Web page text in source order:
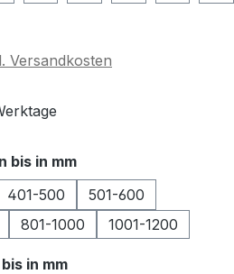
Versandkosten
bis in mmauswählen
401-500
501-600
801-1000 1001-1200
in mmauswählen